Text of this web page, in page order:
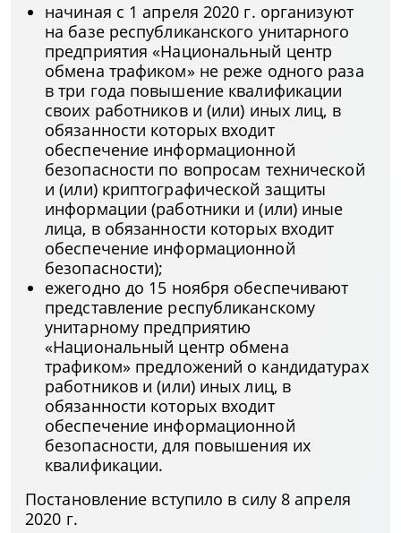
начиная с 1 апреля 2020 г. организуют
на базе республиканского унитарного
предприятия «Национальный центр
обмена трафиком» не реже одного раза
в три года повышение квалификации
своих работников и (или) иных лиц, в
обязанности которых входит
обеспечение информационной
безопасности по вопросам технической
и (или) криптографической защиты
информации (работники и (или) иные
лица, в обязанности которых входит
обеспечение информационной
безопасности);
ежегодно до 15 ноября обеспечивают
представление республиканскому
унитарному предприятию
«Национальный центр обмена
трафиком» предложений о кандидатурах
работников и (или) иных лиц, в
обязанности которых входит
обеспечение информационной
безопасности, для повышения их
квалификации.
Постановление вступило в силу 8 апреля
2020 г.